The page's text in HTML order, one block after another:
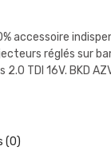
accessoire
réglés sur
TDI 16V. BKD
(0)